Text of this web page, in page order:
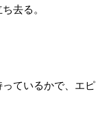
去る。
ているかで、エピ